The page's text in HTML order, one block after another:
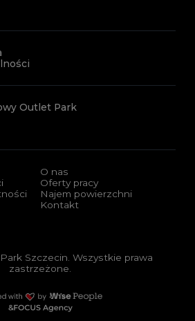
Outlet Park
O nas
Oferty pracy
Najem powierzchni
Kontakt
Szczecin. Wszystkie prawa
zastrzeżone.